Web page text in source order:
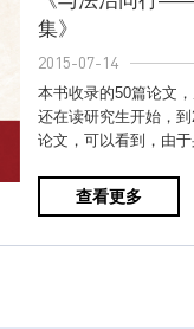
集》
2015-07-14
本书收录的50篇论文
还在读研究生开始，
论文，可以看到，由
查看更多